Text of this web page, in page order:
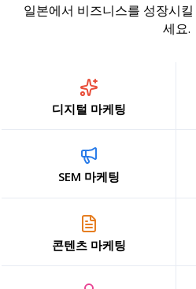
일본에서 비즈니스를 성장시
세요.
디지털 마케팅
SEM 마케팅
콘텐츠 마케팅